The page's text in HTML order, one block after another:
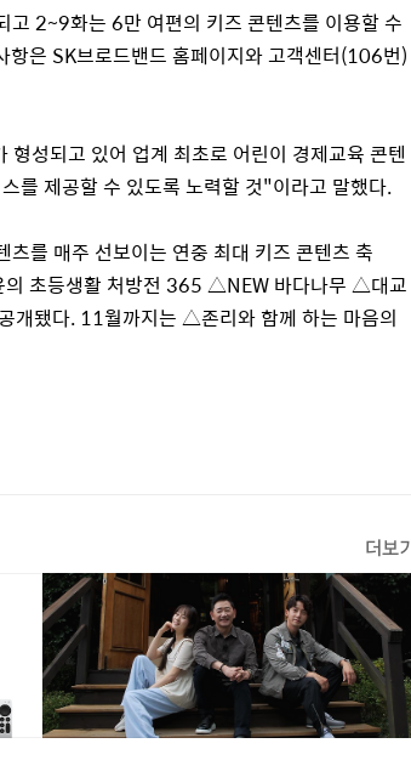
고2~9화는 6만 여편의 키즈 콘텐츠를 이용할 수
항은 SK브로드밴드 홈페이지와 고객센터(106번)
성되고 있어 업계 최초로 어린이 경제교육 콘텐
를 제공할 수 있도록 노력할 것"이라고 말했다.
츠를 매주 선보이는 연중 최대 키즈 콘텐츠 축
초등생활 처방전 365 △NEW 바다나무 △대교
개됐다. 11월까지는 △존리와 함께 하는 마음의
더보기